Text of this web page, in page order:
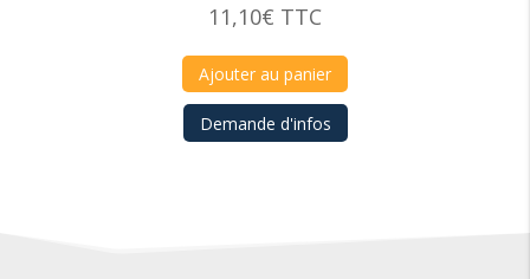
11,10€ TTC
Ajouter au panier
Demande d'infos